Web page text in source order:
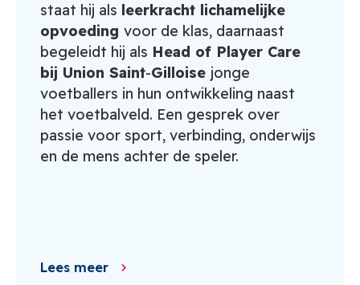
staat hij als leerkracht lichamelijke
opvoeding voor de klas, daarnaast
begeleidt hij als Head of Player Care
bij Union Saint-Gilloise jonge
voetballers in hun ontwikkeling naast
het voetbalveld. Een gesprek over
passie voor sport, verbinding, onderwijs
en de mens achter de speler.
Lees meer